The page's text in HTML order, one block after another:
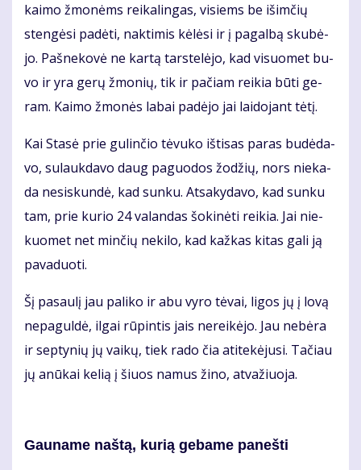
kai­mo žmo­nėms rei­ka­lin­gas, vi­siems be iš­im­čių
sten­gė­si pa­dė­ti, nak­ti­mis kė­lė­si ir į pa­gal­bą sku­bė­
jo. Pa­šne­ko­vė ne kar­tą tars­te­lė­jo, kad vi­suo­met bu­
vo ir yra ge­rų žmo­nių, tik ir pa­čiam rei­kia bū­ti ge­
ram. Kai­mo žmo­nės la­bai pa­dė­jo jai lai­do­jant tė­tį.
Kai Sta­sė prie gu­lin­čio tė­vu­ko iš­ti­sas pa­ras bu­dė­da­
vo, su­lauk­da­vo daug pa­guo­dos žo­džių, nors nie­ka­
da ne­si­skun­dė, kad sun­ku. At­sa­ky­da­vo, kad sun­ku
tam, prie ku­rio 24 va­lan­das šo­ki­nė­ti rei­kia. Jai nie­
kuo­met net min­čių ne­ki­lo, kad kaž­kas ki­tas ga­li ją
pa­va­duo­ti.
Šį pa­sau­lį jau pa­li­ko ir abu vy­ro tė­vai, li­gos jų į lo­vą
ne­pa­gul­dė, il­gai rū­pin­tis jais ne­rei­kė­jo. Jau ne­bė­ra
ir sep­ty­nių jų vai­kų, tiek ra­do čia ati­te­kė­ju­si. Ta­čiau
jų anū­kai ke­lią į šiuos na­mus ži­no, at­va­žiuo­ja.
Gau­na­me naš­tą, ku­rią ge­ba­me pa­neš­ti